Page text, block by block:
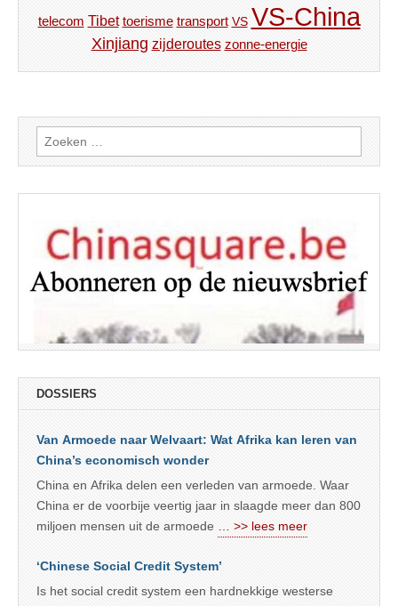
telecom Tibet toerisme transport VS VS-China
Xinjiang zijderoutes zonne-energie
Zoeken
naar:
DOSSIERS
Van Armoede naar Welvaart: Wat Afrika kan leren van
China’s economisch wonder
China en Afrika delen een verleden van armoede. Waar
China er de voorbije veertig jaar in slaagde meer dan 800
miljoen mensen uit de armoede
… >> lees meer
‘Chinese Social Credit System’
Is het social credit system een hardnekkige westerse